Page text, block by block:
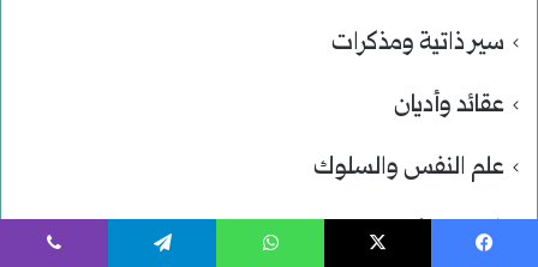
سير ذاتية ومذكرات
عقائد وأديان
علم النفس والسلوك
غير مصنف